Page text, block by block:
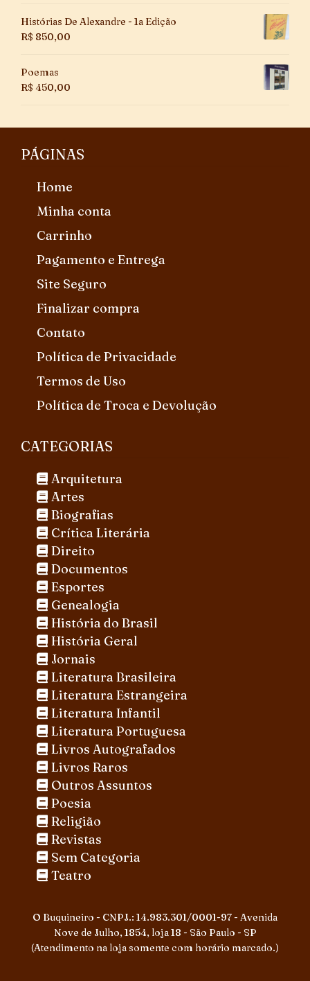
Histórias De Alexandre - 1a Edição
R$ 850,00
Poemas
R$ 450,00
PÁGINAS
Home
Minha conta
Carrinho
Pagamento e Entrega
Site Seguro
Finalizar compra
Contato
Política de Privacidade
Termos de Uso
Política de Troca e Devolução
CATEGORIAS
Arquitetura
Artes
Biografias
Crítica Literária
Direito
Documentos
Esportes
Genealogia
História do Brasil
História Geral
Jornais
Literatura Brasileira
Literatura Estrangeira
Literatura Infantil
Literatura Portuguesa
Livros Autografados
Livros Raros
Outros Assuntos
Poesia
Religião
Revistas
Sem Categoria
Teatro
O Buquineiro - CNPJ.: 14.983.301/0001-97 - Avenida
Nove de Julho, 1854, loja 18 - São Paulo - SP
(Atendimento na loja somente com horário marcado.)